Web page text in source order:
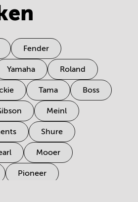
Fender
Yamaha Roland
Tama Boss
Meinl
Shure
Mooer
Pioneer